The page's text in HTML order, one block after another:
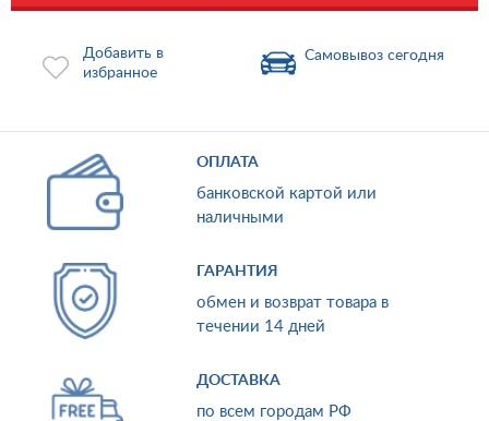
Добавить в
избранное
Самовывоз сегодня
ОПЛАТА
банковской картой или
наличными
ГАРАНТИЯ
обмен и возврат товара в
течении 14 дней
ДОСТАВКА
по всем городам РФ